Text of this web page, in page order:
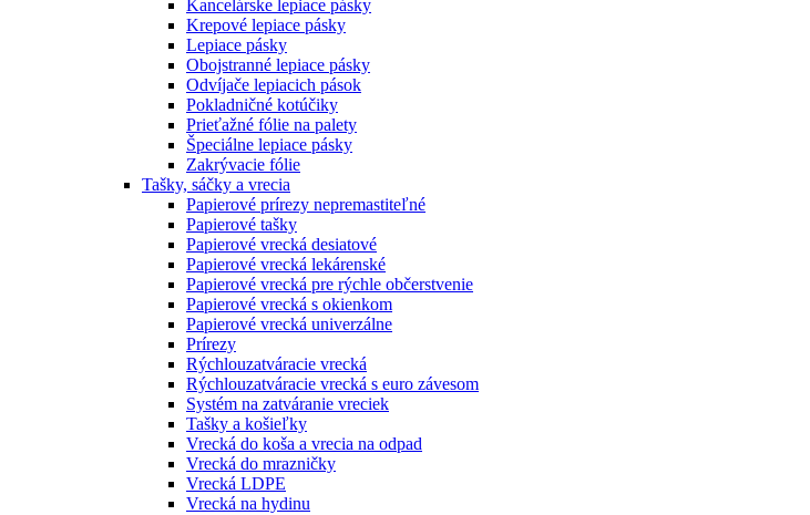
Kancelárske lepiace pásky
Krepové lepiace pásky
Lepiace pásky
Obojstranné lepiace pásky
Odvíjače lepiacich pások
Pokladničné kotúčiky
Prieťažné fólie na palety
Špeciálne lepiace pásky
Zakrývacie fólie
Tašky, sáčky a vrecia
Papierové prírezy nepremastiteľné
Papierové tašky
Papierové vrecká desiatové
Papierové vrecká lekárenské
Papierové vrecká pre rýchle občerstvenie
Papierové vrecká s okienkom
Papierové vrecká univerzálne
Prírezy
Rýchlouzatváracie vrecká
Rýchlouzatváracie vrecká s euro závesom
Systém na zatváranie vreciek
Tašky a košieľky
Vrecká do koša a vrecia na odpad
Vrecká do mrazničky
Vrecká LDPE
Vrecká na hydinu